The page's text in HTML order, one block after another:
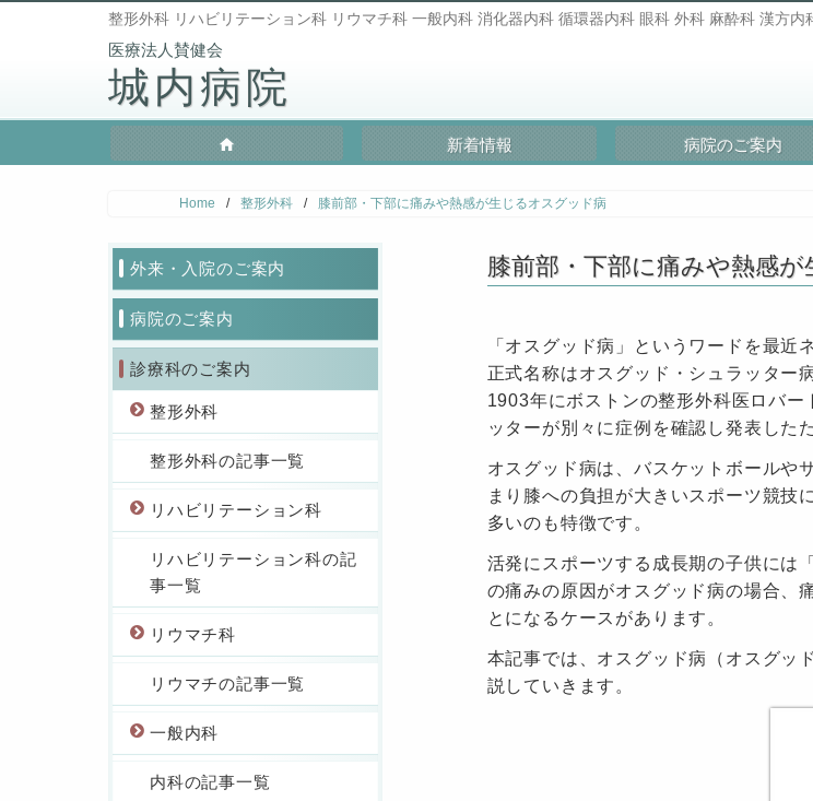
城内病院
整形外科 リハビリテーション科 リウマチ科 一般内科 消化器内科 循環器内科 眼科 外科 麻酔科 漢方内
新着情報 病院のご案内
Home / 整形外科 / 膝前部・下部に痛みや熱感が生じるオスグッド病
外来・入院のご案内
病院のご案内
診療科のご案内
整形外科
整形外科の記事一覧
リハビリテーション科
リハビリテーション科の記
事一覧
リウマチ科
リウマチの記事一覧
一般内科
内科の記事一覧
膝前部・下部に痛みや熱感
「オスグッド病」というワードを最近
正式名称はオスグッド・シュラッター病
1903年にボストンの整形外科医ロバ
ッターが別々に症例を確認し発表した
オスグッド病は、バスケットボールや
まり膝への負担が大きいスポーツ競技
多いのも特徴です。
活発にスポーツする成長期の子供には
の痛みの原因がオスグッド病の場合、
とになるケースがあります。
本記事では、オスグッド病（オスグッ
説していきます。